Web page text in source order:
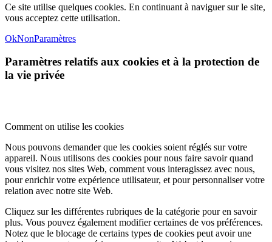
Ce site utilise quelques cookies. En continuant à naviguer sur le site,
vous acceptez cette utilisation.
OkNonParamètres
Paramètres relatifs aux cookies et à la protection de
la vie privée
Comment on utilise les cookies
Nous pouvons demander que les cookies soient réglés sur votre
appareil. Nous utilisons des cookies pour nous faire savoir quand
vous visitez nos sites Web, comment vous interagissez avec nous,
pour enrichir votre expérience utilisateur, et pour personnaliser votre
relation avec notre site Web.
Cliquez sur les différentes rubriques de la catégorie pour en savoir
plus. Vous pouvez également modifier certaines de vos préférences.
Notez que le blocage de certains types de cookies peut avoir une